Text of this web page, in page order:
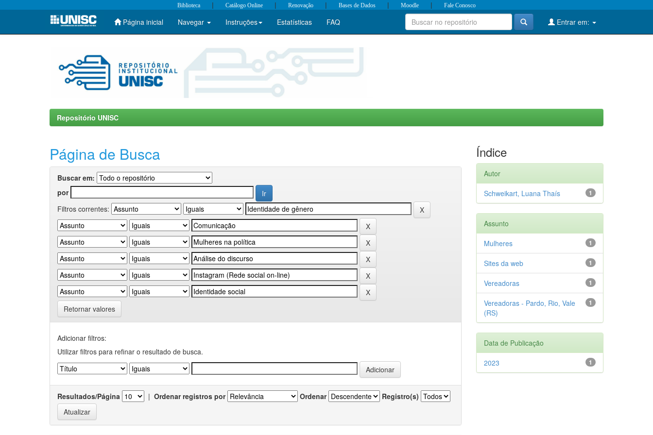
Skip
Biblioteca | Catálogo Online | Renovação | Bases de Dados | Moodle | Fale Conosco
Página inicial Navegar Instruções Estatísticas FAQ Entrar em:
Repositório UNISC
Página de Busca
Buscar em:
por
Filtros correntes:
Retornar valores
Adicionar filtros:
Utilizar filtros para refinar o resultado de busca.
Resultados/Página | Ordenar registros por Ordenar Registro(s)
Índice
Autor
1
Schweikart, Luana Thaís
Assunto
1
Mulheres
1
Sites da web
1
Vereadoras
1
Vereadoras - Pardo, Rio, Vale
(RS)
Data de Publicação
1
2023